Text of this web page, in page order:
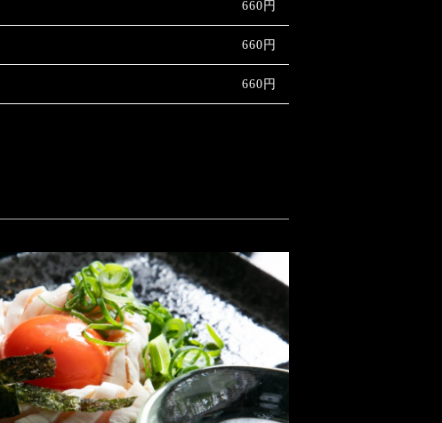
660円
660円
660円